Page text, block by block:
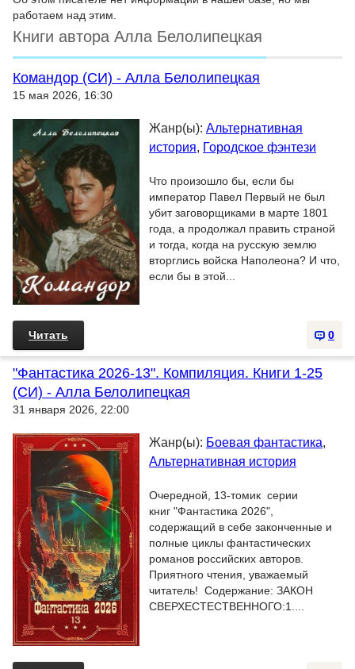
работаем над этим.
Книги автора Алла Белолипецкая
Командор (СИ) - Алла Белолипецкая
15 мая 2026, 16:30
Жанр(ы): Альтернативная
история, Городское фэнтези
Что произошло бы, если бы
император Павел Первый не был
убит заговорщиками в марте 1801
года, а продолжал править страной
и тогда, когда на русскую землю
вторглись войска Наполеона? И что,
если бы в этой...
0
Читать
"Фантастика 2026-13". Компиляция. Книги 1-25
(СИ) - Алла Белолипецкая
31 января 2026, 22:00
Жанр(ы): Боевая фантастика,
Альтернативная история
Очередной, 13-томик серии
книг "Фантастика 2026",
содержащий в себе законченные и
полные циклы фантастических
романов российских авторов.
Приятного чтения, уважаемый
читатель! Содержание: ЗАКОН
СВЕРХЕСТЕСТВЕННОГО:1....